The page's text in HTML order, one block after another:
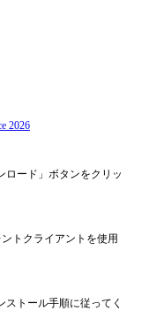
2026
ロード」ボタンをクリッ
トクライアントを使用
トール手順に従ってく